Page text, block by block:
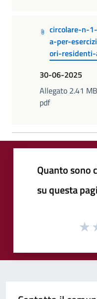
circolare-n-
a-per-
ori-
30-06-2025
Allegato 2.41
pdf
Quanto sono
su questa